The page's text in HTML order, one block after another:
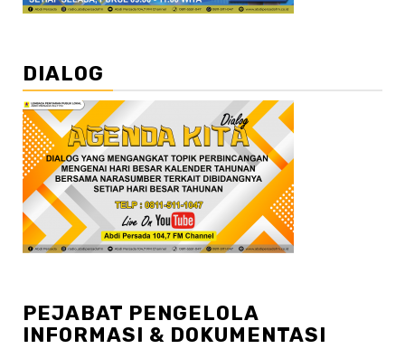
DIALOG
PEJABAT PENGELOLA
INFORMASI & DOKUMENTASI